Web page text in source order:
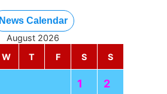
News Calendar
August 2026
W T F S S
1 2